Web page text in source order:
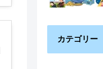
カテゴリー